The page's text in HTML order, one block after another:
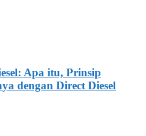
Apa itu, Prinsip
dengan Direct Diesel